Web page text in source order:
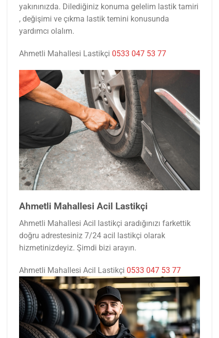
yakınınızda. Dilediğiniz konuma gelelim lastik tamiri
, değişimi ve çıkma lastik temini konusunda
yardımcı olalım.
Ahmetli Mahallesi Lastikçi 0533 047 53 77
Ahmetli Mahallesi Acil Lastikçi
Ahmetli Mahallesi Acil lastikçi aradığınızı farkettik
doğru adrestesiniz 7/24 acil lastikçi olarak
hizmetinizdeyiz. Şimdi bizi arayın.
Ahmetli Mahallesi Acil Lastikçi 0533 047 53 77